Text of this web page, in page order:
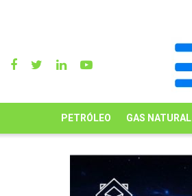
PETRÓLEO GAS NATURAL